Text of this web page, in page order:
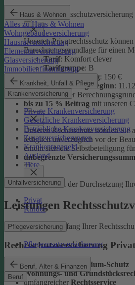
Haus & Wohnen
Alles zu Haus & Wohnen
Wohngebäudeversicherung
Hausratversicherung
Elementarversicherung
Glasversicherung
Immobilienfinanzierung
Krankheit, Unfall & Pflege
Krankenversicherung
Private Krankenversicherung
Gesetzliche Krankenversicherung
Betriebliche Krankenversicherung
Zusatzversicherungen
Krankentagegeld
Ausland
Tiere
Unfallversicherung
Privat
Kinder
Pflegeversicherung
Pflegezusatzversicherung
Beruf, Alter & Finanzen
Beruf
günstige Rechtsschutzversicherung
Unseren Privatrechtsschutz
Berechnungsgrundlage für einen
Tarif: Komfort clever
Tarifgruppe: B
Selbstbeteiligung: 150 €
Versicherungsbeginn:
Auf Basis dieser
bis zu 15 % Beitrag mit unseren
Unseren Rechtsschutz können Sie
lediglich unverzüglich vor der
erhöht sich die Selbstbeteiligung
unbegrenzte
Entstehen bei der Durchsetzung
Leistungen
Sie können den Umfang Ihrer
Rechtsschutzversicherung
leistungsstarkerRundum-Schutz
Wohnungs- und
umfangreicher Rechtsservice